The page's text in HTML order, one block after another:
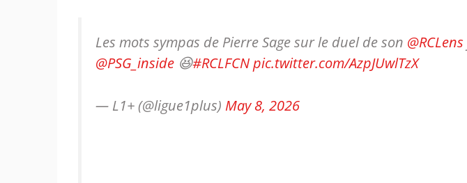
Les mots sympas de Pierre Sage sur le duel de son @RCLens
@PSG_inside 😆#RCLFCNpic.twitter.com/AzpJUwlTzX
— L1+ (@ligue1plus) May 8, 2026